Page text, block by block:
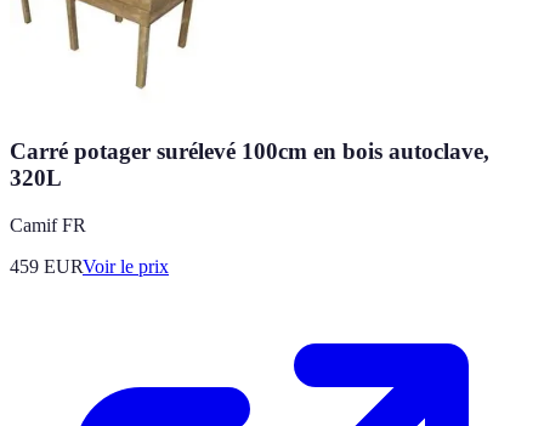
Carré potager surélevé 100cm en bois autoclave,
320L
Camif FR
459 EURVoir le prix